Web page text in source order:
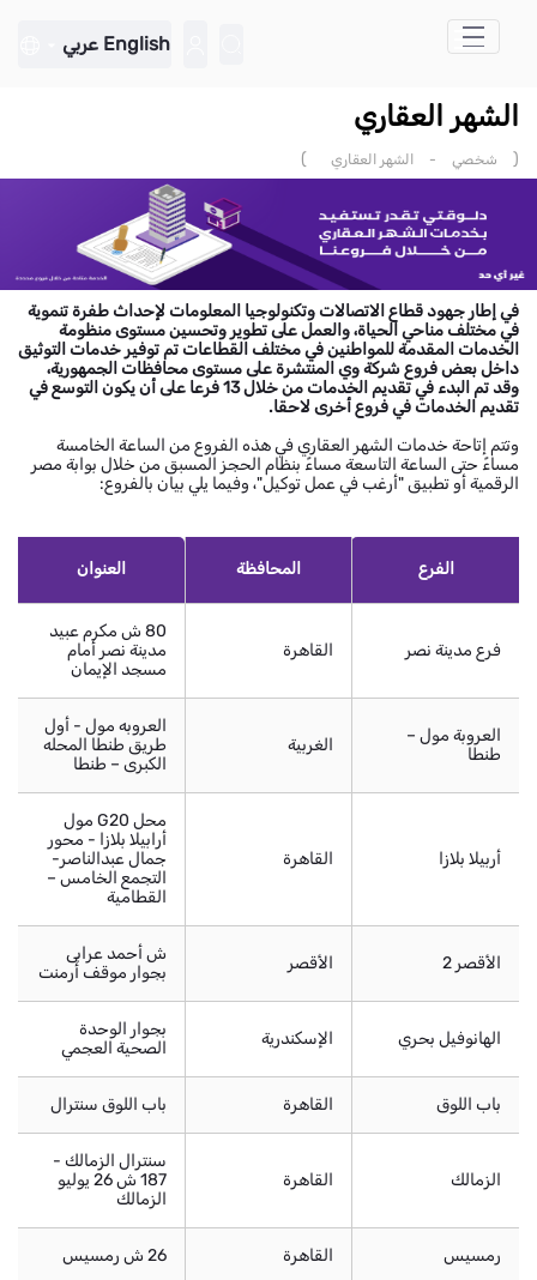
تخطي إلى المحتوى الرئيسي
English عربي
الشهر العقاري
( شخصي - الشهر العقاري )
في إطار جهود قطاع الاتصالات وتكنولوجيا المعلومات لإحداث طفرة تنموية
في مختلف مناحي الحياة، والعمل على تطوير وتحسين مستوى منظومة
الخدمات المقدمة للمواطنين في مختلف القطاعات تم توفير خدمات التوثيق
داخل بعض فروع شركة وي المنتشرة على مستوى محافظات الجمهورية،
وقد تم البدء في تقديم الخدمات من خلال 13 فرعا على أن يكون التوسع في
تقديم الخدمات في فروع أخرى لاحقا.
وتتم إتاحة خدمات الشهر العقاري في هذه الفروع من الساعة الخامسة
مساءً حتى الساعة التاسعة مساءً بنظام الحجز المسبق من خلال بوابة مصر
الرقمية أو تطبيق "أرغب في عمل توكيل"، وفيما يلي بيان بالفروع:
الفرع المحافظة العنوان
فرع مدينة نصر القاهرة
80 ش مكرم عبيد
مدينة نصر أمام
مسجد الإيمان
العروبة مول –
طنطا
الغربية
العروبه مول - أول
طريق طنطا المحله
الكبرى – طنطا
أربيلا بلازا القاهرة
محل G20 مول
أرابيلا بلازا - محور
جمال عبدالناصر-
التجمع الخامس –
القطامية
الأقصر 2 الأقصر
ش أحمد عرابى
بجوار موقف أرمنت
الهانوفيل بحري الإسكندرية
بجوار الوحدة
الصحية العجمي
باب اللوق القاهرة باب اللوق سنترال
الزمالك القاهرة
سنترال الزمالك -
187 ش 26 يوليو
الزمالك
رمسيس القاهرة 26 ش رمسيس